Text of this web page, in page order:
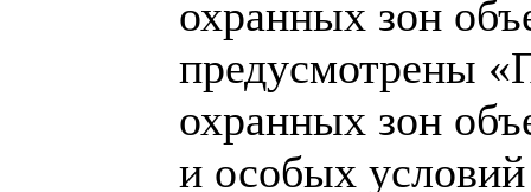
охранных зон
предусмотрены
охранных зон
и особых